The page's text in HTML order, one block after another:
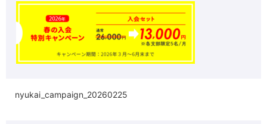
nyukai_campaign_20260225